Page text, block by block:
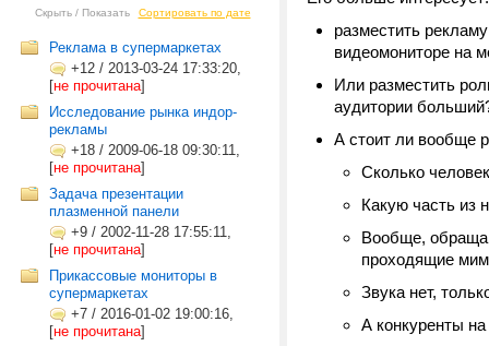
Скрыть / Показать Сортировать по дате
Реклама в супермаркетах
+12 / 2013-03-24 17:33:20,
[не прочитана]
Исследование рынка индор-
рекламы
+18 / 2009-06-18 09:30:11,
[не прочитана]
Задача презентации
плазменной панели
+9 / 2002-11-28 17:55:11,
[не прочитана]
Прикассовые мониторы в
супермаркетах
+7 / 2016-01-02 19:00:16,
[не прочитана]
разместить
видеомониторе на
Или разместить
аудитории
А стоит ли вообще
Сколько
Какую часть из
Вообще,
проходящие
Звука нет,
А конкуренты